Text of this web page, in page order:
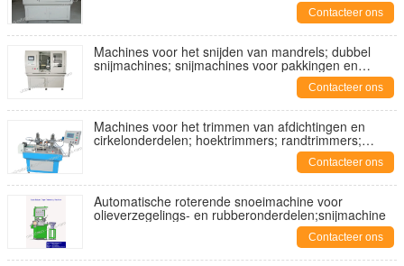
Contacteer ons
Machines voor het snijden van mandrels; dubbel
snijmachines; snijmachines voor pakkingen en
wasmachines; pakkingsnijmachines; Contacteer ons
Machines voor het trimmen van afdichtingen en
cirkelonderdelen; hoektrimmers; randtrimmers;
Contacteer ons
Automatische roterende snoeimachine voor
olieverzegelings- en rubberonderdelen;snijmachine
Contacteer ons